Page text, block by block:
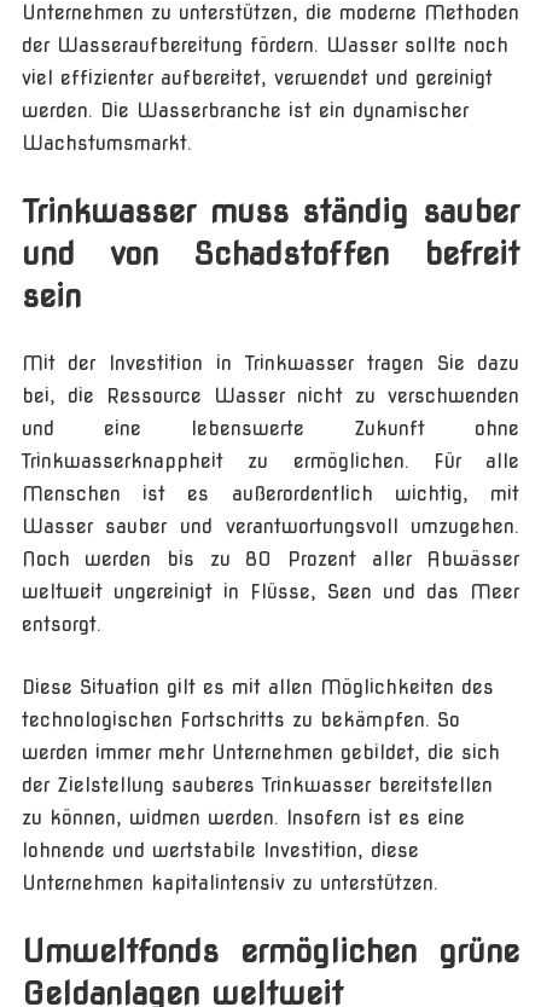
Unternehmen zu unterstützen, die moderne Methoden
der Wasseraufbereitung fördern. Wasser sollte noch
viel effizienter aufbereitet, verwendet und gereinigt
werden. Die Wasserbranche ist ein dynamischer
Wachstumsmarkt.
Trinkwasser muss ständig sauber
und von Schadstoffen befreit
sein
Mit der Investition in Trinkwasser tragen Sie dazu
bei, die Ressource Wasser nicht zu verschwenden
und eine lebenswerte Zukunft ohne
Trinkwasserknappheit zu ermöglichen. Für alle
Menschen ist es außerordentlich wichtig, mit
Wasser sauber und verantwortungsvoll umzugehen.
Noch werden bis zu 80 Prozent aller Abwässer
weltweit ungereinigt in Flüsse, Seen und das Meer
entsorgt.
Diese Situation gilt es mit allen Möglichkeiten des
technologischen Fortschritts zu bekämpfen. So
werden immer mehr Unternehmen gebildet, die sich
der Zielstellung sauberes Trinkwasser bereitstellen
zu können, widmen werden. Insofern ist es eine
lohnende und wertstabile Investition, diese
Unternehmen kapitalintensiv zu unterstützen.
Umweltfonds ermöglichen grüne
Geldanlagen weltweit